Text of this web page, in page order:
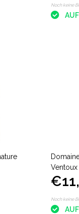
Noch keine
Noch keine